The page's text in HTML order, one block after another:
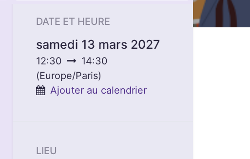
DATE ET HEURE
samedi 13 mars 2027
12:30
14:30
(Europe/Paris)
Ajouter au calendrier
LIEU